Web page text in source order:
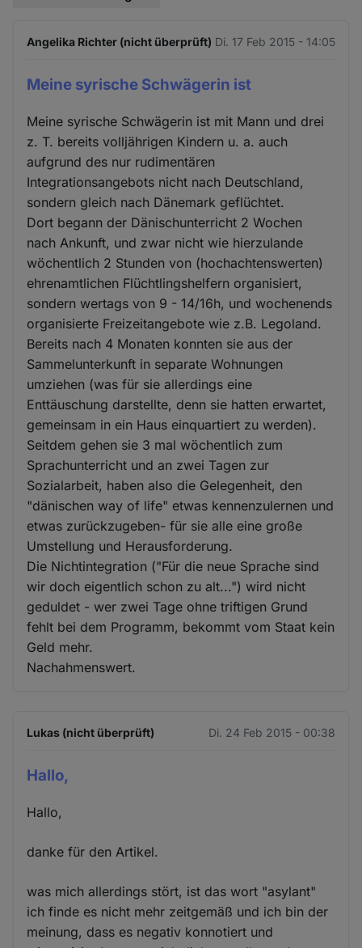
Angelika Richter (nicht überprüft) Di. 17 Feb 2015 - 14:05
Meine syrische Schwägerin ist
Meine syrische Schwägerin ist mit Mann und drei
z. T. bereits volljährigen Kindern u. a. auch
aufgrund des nur rudimentären
Integrationsangebots nicht nach Deutschland,
sondern gleich nach Dänemark geflüchtet.
Dort begann der Dänischunterricht 2 Wochen
nach Ankunft, und zwar nicht wie hierzulande
wöchentlich 2 Stunden von (hochachtenswerten)
ehrenamtlichen Flüchtlingshelfern organisiert,
sondern wertags von 9 - 14/16h, und wochenends
organisierte Freizeitangebote wie z.B. Legoland.
Bereits nach 4 Monaten konnten sie aus der
Sammelunterkunft in separate Wohnungen
umziehen (was für sie allerdings eine
Enttäuschung darstellte, denn sie hatten erwartet,
gemeinsam in ein Haus einquartiert zu werden).
Seitdem gehen sie 3 mal wöchentlich zum
Sprachunterricht und an zwei Tagen zur
Sozialarbeit, haben also die Gelegenheit, den
"dänischen way of life" etwas kennenzulernen und
etwas zurückzugeben- für sie alle eine große
Umstellung und Herausforderung.
Die Nichtintegration ("Für die neue Sprache sind
wir doch eigentlich schon zu alt...") wird nicht
geduldet - wer zwei Tage ohne triftigen Grund
fehlt bei dem Programm, bekommt vom Staat kein
Geld mehr.
Nachahmenswert.
Lukas (nicht überprüft) Di. 24 Feb 2015 - 00:38
Hallo,
Hallo,
danke für den Artikel.
was mich allerdings stört, ist das wort "asylant"
ich finde es nicht mehr zeitgemäß und ich bin der
meinung, dass es negativ konnotiert und